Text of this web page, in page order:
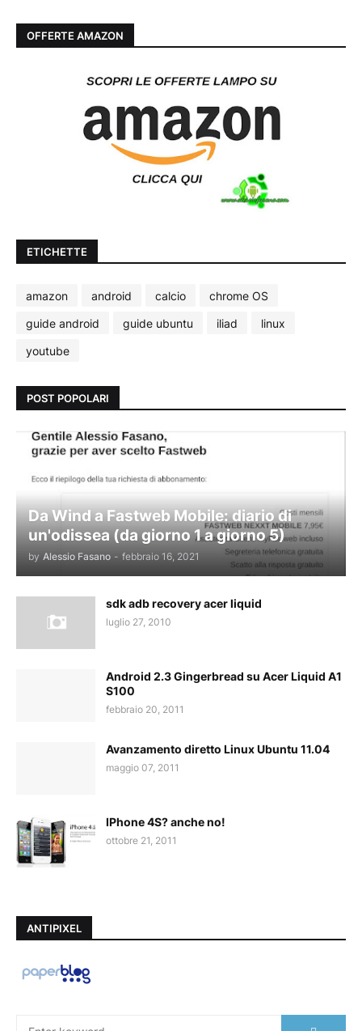
OFFERTE AMAZON
ETICHETTE
amazon android calcio
chrome OS
guide android
guide ubuntu iliad
linux
youtube
POST POPOLARI
Da Wind a Fastweb Mobile: diario di
un'odissea (da giorno 1 a giorno 5)
by Alessio Fasano - febbraio 16, 2021
sdk adb recovery acer liquid
luglio 27, 2010
Android 2.3 Gingerbread su Acer Liquid A1
S100
febbraio 20, 2011
Avanzamento diretto Linux Ubuntu 11.04
maggio 07, 2011
IPhone 4S? anche no!
ottobre 21, 2011
ANTIPIXEL